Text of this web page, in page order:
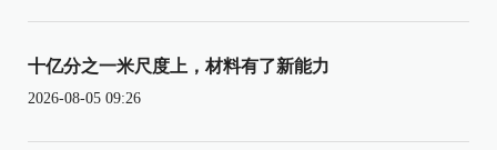
十亿分之一米尺度上，材料有了新能力
2026-08-05 09:26